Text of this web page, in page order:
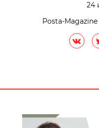
24
Posta-